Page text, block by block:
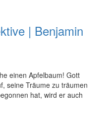
| Benjamin
einen Apfelbaum! Gott
seine Träume zu träumen
hat, wird er auch